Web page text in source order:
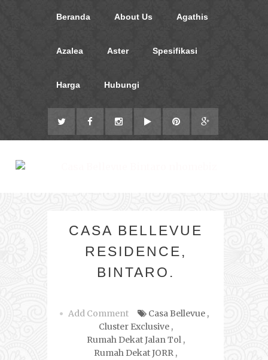
Beranda About Us Agathis
Azalea Aster Spesifikasi
Harga Hubungi
CASA BELLEVUE
RESIDENCE,
BINTARO.
Add Comment Casa Bellevue,
Cluster Exclusive,
Rumah Dekat Jalan Tol,
Rumah Dekat JORR ,